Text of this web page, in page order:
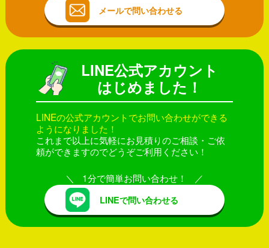
メールで問い合わせる
LINE公式アカウント
はじめました！
LINEの公式アカウントでお問い合わせができる
ようになりました！
これまで以上に気軽にお見積りのご相談・ご依
頼ができますのでどうぞご利用ください！
1分で簡単お問い合わせ！
LINEで問い合わせる